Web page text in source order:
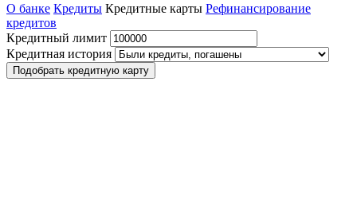
О банке Кредиты Кредитные карты Рефинансирование
кредитов
Кредитный лимит
Кредитная история
Подобрать кредитную карту